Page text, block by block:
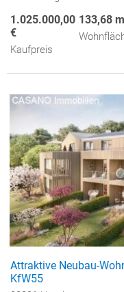
1.025.000,00
€
Kaufpreis
133,68
Attraktive Neubau-
KfW55